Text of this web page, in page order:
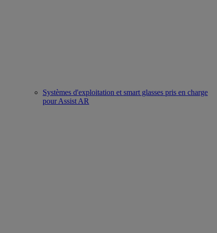
Systèmes d'exploitation et smart glasses pris en charge
pour Assist AR